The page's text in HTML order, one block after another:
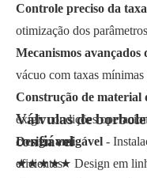
Controle preciso da
otimização dos
Mecanismos avançados
vácuo com taxas mínimas
Construção de material
exigir condições
Design amigável -
eficientes
Válvulas de
confiável
★★★★★ Design em linha